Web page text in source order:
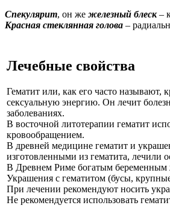
Спекулярит, он же железный блеск–
Красная стеклянная голова –
Лечебные свойства
Гематит или, как его часто называют,
сексуальную энергию. Он лечит
заболеваниях.
В восточной литотерапии гематит
кровообращением.
В древней медицине гематит и
изготовленными из гематита, лечили
В Древнем Риме богатым беременным
Украшения с гематитом (бусы,
При лечении рекомендуют носить
Не рекомендуется использовать